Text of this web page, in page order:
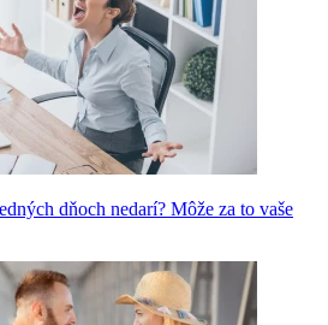
dňoch nedarí? Môže za to vaše